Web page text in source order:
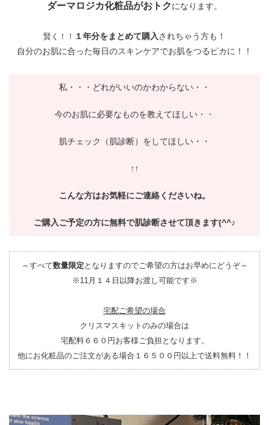
ダーマロジカ化粧品がおトクになります。
賢く！！ １年分をまとめて購入されちゃう方も！
自分のお肌に合った毎日のスキンケアでお肌をつるピカに！！
私・・・どれがいいのかわからない・・
今のお肌に必要なものを教えてほしい・・
肌チェック（肌診断）をしてほしい・・
↑↑
こんな方はお気軽にご連絡くださいね。
ご購入ご予定の方に無料で肌診断させて頂きます(^^♪
～すべて数量限定 となりますのでご希望の方はお早めにどうぞ～
※11月１４日以降お渡し可能です※
宅配ご希望の場合
クリスマスキットのみの場合は
宅配料６６０円お客様ご負担となります。
他にお化粧品のご注文がある場合１６５００円以上で送料無料！！